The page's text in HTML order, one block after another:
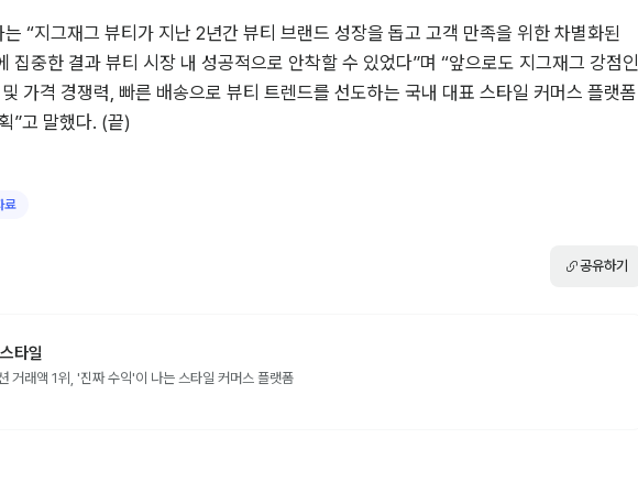
“지그재그 뷰티가 지난 2년간 뷰티 브랜드 성장을 돕고 고객 만족을 위한 차별화된
집중한 결과 뷰티 시장 내 성공적으로 안착할 수 있었다”며 “앞으로도 지그재그 강점인
가격 경쟁력, 빠른 배송으로 뷰티 트렌드를 선도하는 국내 대표 스타일 커머스 플랫폼
”고 말했다. (끝)
료
공유하기
타일
거래액 1위, '진짜 수익'이 나는 스타일 커머스 플랫폼